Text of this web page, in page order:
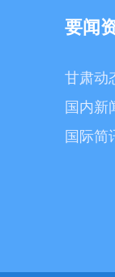
要闻
甘肃动
国内新
国际简